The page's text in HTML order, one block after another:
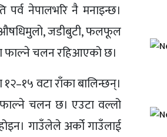
नेपालभरि नै मनाइन्छ।
जडीबुटी, फलफूल
फाल्ने चलन रहिआएको छ।
वटा राँका बालिन्छन्।
फाल्ने चलन छ। एउटा वल्लो
गाउँलेले अर्को गाउँलाई